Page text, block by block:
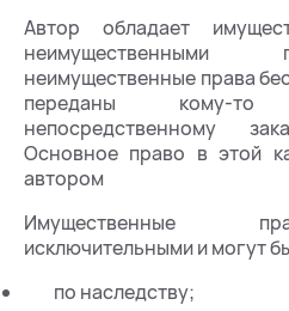
Автор обладает
неимущественные права
переданы кому-
непосредственному
Основное право в этой
автором
Имущественные
исключительными и могут
по наследству;